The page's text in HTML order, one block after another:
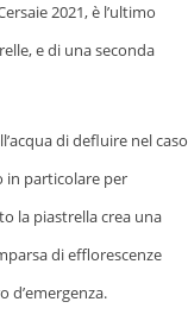
2021, è l’ultimo
e di una seconda
di defluire nel caso
in particolare per
la piastrella crea una
di efflorescenze
d’emergenza.